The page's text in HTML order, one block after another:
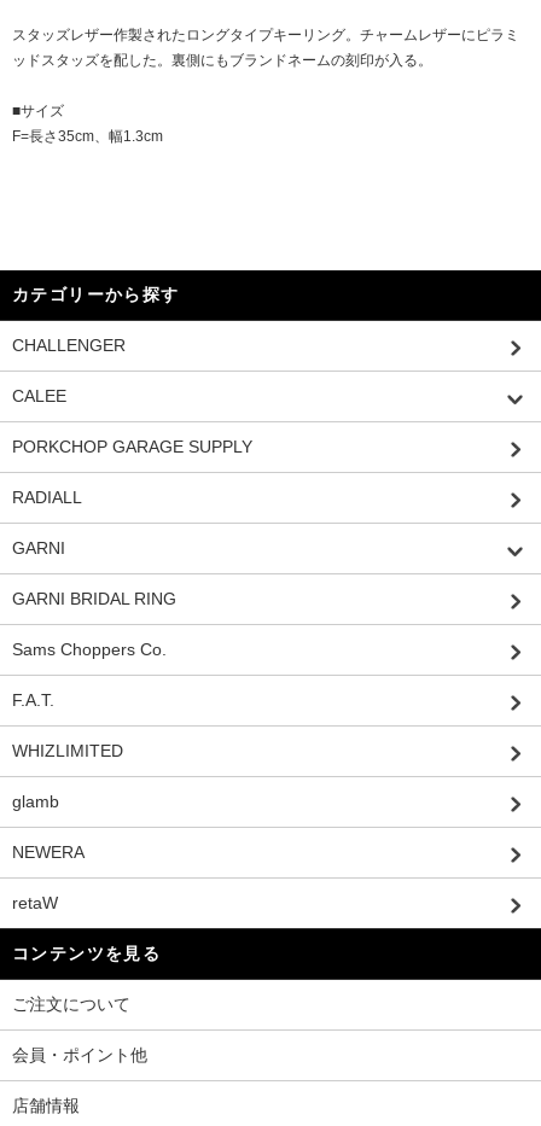
スタッズレザー作製されたロングタイプキーリング。チャームレザーにピラミ
ッドスタッズを配した。裏側にもブランドネームの刻印が入る。
■サイズ
F=長さ35cm、幅1.3cm
カテゴリーから探す
CHALLENGER
CALEE
PORKCHOP GARAGE SUPPLY
RADIALL
GARNI
GARNI BRIDAL RING
Sams Choppers Co.
F.A.T.
WHIZLIMITED
glamb
NEWERA
retaW
コンテンツを見る
ご注文について
会員・ポイント他
店舗情報